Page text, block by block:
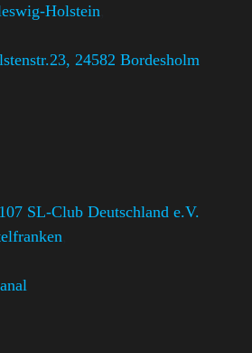
Holstein
24582 Bordesholm
SL-Club Deutschland e.V.